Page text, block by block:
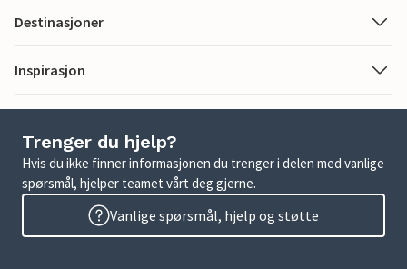
Destinasjoner
Inspirasjon
Trenger du hjelp?
Hvis du ikke finner informasjonen du trenger i delen med vanlige
spørsmål, hjelper teamet vårt deg gjerne.
Vanlige spørsmål, hjelp og støtte